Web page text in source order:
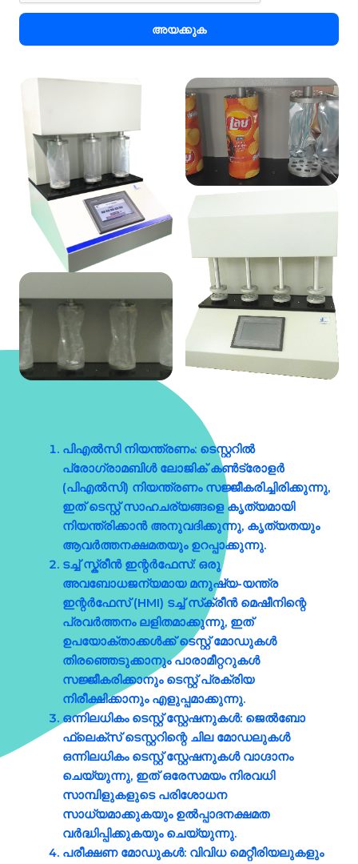
അയക്കുക
പി‌എൽ‌സി നിയന്ത്രണം: ടെസ്റ്ററിൽ
പ്രോഗ്രാമബിൾ ലോജിക് കൺട്രോളർ
(പിഎൽസി) നിയന്ത്രണം സജ്ജീകരിച്ചിരിക്കുന്നു,
ഇത് ടെസ്റ്റ് സാഹചര്യങ്ങളെ കൃത്യമായി
നിയന്ത്രിക്കാൻ അനുവദിക്കുന്നു, കൃത്യതയും
ആവർത്തനക്ഷമതയും ഉറപ്പാക്കുന്നു.
ടച്ച് സ്ക്രീൻ ഇന്റർഫേസ്: ഒരു
അവബോധജന്യമായ മനുഷ്യ-യന്ത്ര
ഇന്റർഫേസ് (HMI) ടച്ച് സ്‌ക്രീൻ മെഷീനിന്റെ
പ്രവർത്തനം ലളിതമാക്കുന്നു, ഇത്
ഉപയോക്താക്കൾക്ക് ടെസ്റ്റ് മോഡുകൾ
തിരഞ്ഞെടുക്കാനും പാരാമീറ്ററുകൾ
സജ്ജീകരിക്കാനും ടെസ്റ്റ് പ്രക്രിയ
നിരീക്ഷിക്കാനും എളുപ്പമാക്കുന്നു.
ഒന്നിലധികം ടെസ്റ്റ് സ്റ്റേഷനുകൾ: ജെൽബോ
ഫ്ലെക്സ് ടെസ്റ്ററിന്റെ ചില മോഡലുകൾ
ഒന്നിലധികം ടെസ്റ്റ് സ്റ്റേഷനുകൾ വാഗ്ദാനം
ചെയ്യുന്നു, ഇത് ഒരേസമയം നിരവധി
സാമ്പിളുകളുടെ പരിശോധന
സാധ്യമാക്കുകയും ഉൽപ്പാദനക്ഷമത
വർദ്ധിപ്പിക്കുകയും ചെയ്യുന്നു.
പരീക്ഷണ മോഡുകൾ: വിവിധ മെറ്റീരിയലുകളും